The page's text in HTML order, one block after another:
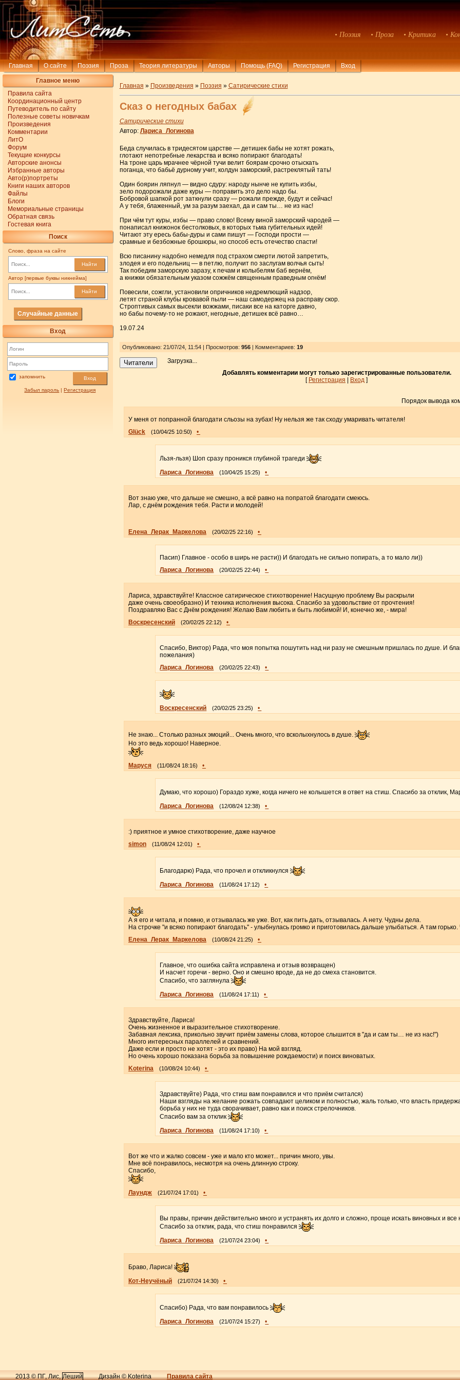
• Поэзия • Проза • Критика •
Главная О сайте Поэзия Проза Теория литературы Авторы Помощь (FAQ) Регистрация Вход
Главное меню
Правила сайта
Координационный центр
Путеводитель по сайту
Полезные советы новичкам
Произведения
Комментарии
ЛитО
Форум
Текущие конкурсы
Авторские анонсы
Избранные авторы
Авто(р)портреты
Книги наших авторов
Файлы
Блоги
Мемориальные страницы
Обратная связь
Гостевая книга
Поиск
Слово, фраза на сайте
Найти
Автор [первые буквы никнейма]
Найти
Случайные данные
Вход
запомнить Вход
Забыл пароль |Регистрация
Главная » Произведения » Поэзия » Сатирические стихи
Сказ о негодных бабах
Сатирические стихи
Автор: Лариса_Логинова
Беда случилась в тридесятом царстве — детишек бабы не хотят рожать,
глотают непотребные лекарства и всяко попирают благодать!
На троне царь мрачнее чёрной тучи велит боярам срочно отыскать
поганца, что бабьё дурному учит, колдун заморский, растреклятый тать!
Один боярин ляпнул — видно сдуру: народу нынче не купить избы,
зело подорожали даже куры — поправить это дело надо бы.
Бобровой шапкой рот заткнули сразу — рожали прежде, будут и сейчас!
А у тебя, блаженный, ум за разум заехал, да и сам ты… не из нас!
При чём тут куры, избы — право слово! Всему виной заморский чародей —
понаписал книжонок бестолковых, в которых тьма губительных идей!
Читают эту ересь бабы-дуры и сами пишут — Господи прости —
срамные и безбожные брошюры, но способ есть отечество спасти!
Всю писанину надобно немедля под страхом смерти лютой запретить,
злодея и его подельниц — в петлю, получит по заслугам волчья сыть!
Так победим заморскую заразу, к печам и колыбелям баб вернём,
а книжки обязательным указом сожжём священным праведным огнём!
Повесили, сожгли, установили опричников недремлющий надзор,
летят страной клубы кровавой пыли — наш самодержец на расправу скор.
Строптивых самых высекли вожжами, писаки все на каторге давно,
но бабы почему-то не рожают, негодные, детишек всё равно…
19.07.24
Опубликовано: 21/07/24, 11:54 | Просмотров: 956| Комментариев: 19
Читатели
Загрузка...
Добавлять комментарии могут только зарегистрированные пользователи.
[ Регистрация | Вход ]
Порядок вывода
У меня от попранной благодати сльозы на зубах! Ну нельзя же так сходу умаривать читателя!
Glück
(10/04/25 10:50) •
Льзя-льзя) Шоп сразу проникся глубиной трагеди
Лариса_Логинова
(10/04/25 15:25) •
Вот знаю уже, что дальше не смешно, а всё равно на попратой благодати смеюсь.
Лар, с днём рождения тебя. Расти и молодей!
Елена_Лерак_Маркелова (20/02/25 22:16) •
Пасип) Главное - особо в ширь не расти)) И благодать не сильно попирать, а то мало ли))
Лариса_Логинова
(20/02/25 22:44) •
Лариса, здравствуйте! Классное сатирическое стихотворение! Насущную проблему Вы раскрыли
даже очень своеобразно) И техника исполнения высока. Спасибо за удовольствие от прочтения!
Поздравляю Вас с Днём рождения! Желаю Вам любить и быть любимой! И, конечно же, - мира!
Воскресенский
(20/02/25 22:12) •
Спасибо, Виктор) Рада, что моя попытка пошутить над ни разу не смешным пришлась по душе. И
пожелания)
Лариса_Логинова
(20/02/25 22:43) •
Воскресенский (20/02/25 23:25) •
Не знаю... Столько разных эмоций... Очень много, что всколыхнулось в душе.
Но это ведь хорошо! Наверное.
Маруся (11/08/24 18:16) •
Думаю, что хорошо) Гораздо хуже, когда ничего не колышется в ответ на стиш. Спасибо за отклик,
Лариса_Логинова
(12/08/24 12:38) •
:) приятное и умное стихотворение, даже научное
simon
(11/08/24 12:01) •
Благодарю) Рада, что прочел и откликнулся
Лариса_Логинова
(11/08/24 17:12) •
А я его и читала, и помню, и отзывалась же уже. Вот, как пить дать, отзывалась. А нету. Чудны дела.
На строчке "и всяко попирают благодать" - улыбнулась громко и приготовилась дальше улыбаться. А там горько.
Елена_Лерак_Маркелова
(10/08/24 21:25) •
Главное, что ошибка сайта исправлена и отзыв возвращен)
И насчет горечи - верно. Оно и смешно вроде, да не до смеха становится.
Спасибо, что заглянула
Лариса_Логинова
(11/08/24 17:11) •
Здравствуйте, Лариса!
Очень жизненное и выразительное стихотворение.
Забавная лексика, прикольно звучит приём замены слова, которое слышится в "да и сам ты… не из нас!")
Много интересных параллелей и сравнений.
Даже если и просто не хотят - это их право) На мой взгляд.
Но очень хорошо показана борьба за повышение рождаемости) и поиск виноватых.
Koterina
(10/08/24 10:44) •
Здравствуйте) Рада, что стиш вам понравился и что приём считался)
Наши взгляды на желание рожать совпадают целиком и полностью, жаль только, что власть
борьба у них не туда сворачивает, равно как и поиск стрелочников.
Спасибо вам за отклик
Лариса_Логинова
(11/08/24 17:10) •
Вот же что и жалко совсем - уже и мало кто может... причин много, увы.
Мне всё понравилось, несмотря на очень длинную строку.
Спасибо,
Лаундж (21/07/24 17:01) •
Вы правы, причин действительно много и устранять их долго и сложно, проще искать виновных и все
Спасибо за отклик, рада, что стиш понравился
Лариса_Логинова
(21/07/24 23:04) •
Браво, Лариса!
Кот-Неучёный
(21/07/24 14:30) •
Спасибо) Рада, что вам понравилось
Лариса_Логинова
(21/07/24 15:27) •
2013 © ПГ, Лис,Леший Дизайн © Koterina Правила сайта